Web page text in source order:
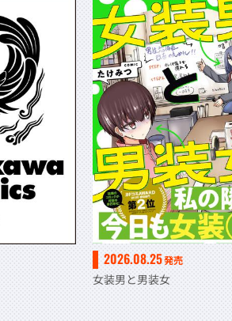
2026.08.25発売
女装男と男装女